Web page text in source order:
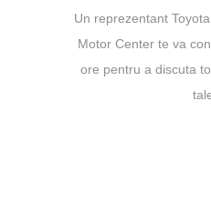
Un reprezentant
Motor Center te va
ore pentru a discuta